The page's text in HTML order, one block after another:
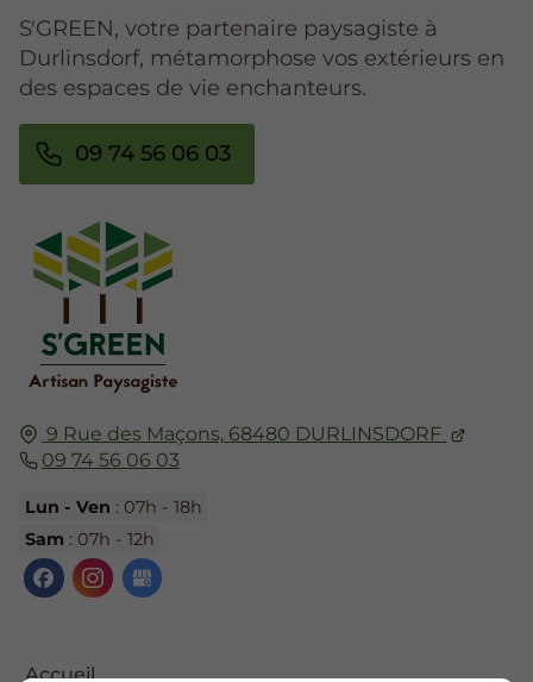
9 Rue des Maçons, 68480 DURLINSDORF
09 74 56 06 03
Lun - Ven : 07h - 18h
Sam : 07h - 12h
Accueil
S'GREEN, votre partenaire paysagiste à
Durlinsdorf, métamorphose vos extérieurs en
des espaces de vie enchanteurs.
09 74 56 06 03